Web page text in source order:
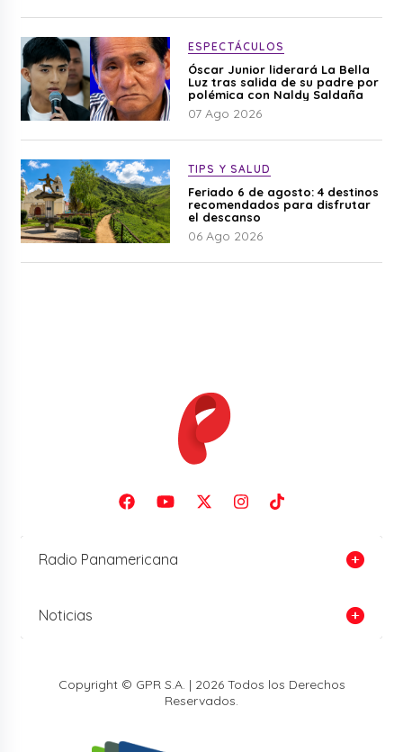
ESPECTÁCULOS
Óscar Junior liderará La Bella
Luz tras salida de su padre por
polémica con Naldy Saldaña
07 Ago 2026
TIPS Y SALUD
Feriado 6 de agosto: 4 destinos
recomendados para disfrutar
el descanso
06 Ago 2026
Radio Panamericana
Noticias
Copyright © GPR S.A. | 2026 Todos los Derechos
Reservados.